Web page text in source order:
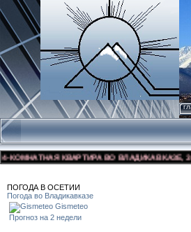
КВАРТИРА ВО ВЛАДИКАВКАЗЕ, 3-Й
ПОГОДА В ОСЕТИИ
Погода во Владикавказе
Gismeteo
Прогноз на 2 недели